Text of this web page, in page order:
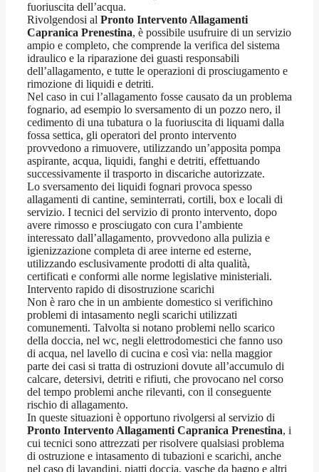
fuoriuscita dell’acqua.
Rivolgendosi al Pronto Intervento Allagamenti
Capranica Prenestina, è possibile usufruire di un servizio
ampio e completo, che comprende la verifica del sistema
idraulico e la riparazione dei guasti responsabili
dell’allagamento, e tutte le operazioni di prosciugamento e
rimozione di liquidi e detriti.
Nel caso in cui l’allagamento fosse causato da un problema
fognario, ad esempio lo sversamento di un pozzo nero, il
cedimento di una tubatura o la fuoriuscita di liquami dalla
fossa settica, gli operatori del pronto intervento
provvedono a rimuovere, utilizzando un’apposita pompa
aspirante, acqua, liquidi, fanghi e detriti, effettuando
successivamente il trasporto in discariche autorizzate.
Lo sversamento dei liquidi fognari provoca spesso
allagamenti di cantine, seminterrati, cortili, box e locali di
servizio. I tecnici del servizio di pronto intervento, dopo
avere rimosso e prosciugato con cura l’ambiente
interessato dall’allagamento, provvedono alla pulizia e
igienizzazione completa di aree interne ed esterne,
utilizzando esclusivamente prodotti di alta qualità,
certificati e conformi alle norme legislative ministeriali.
Intervento rapido di disostruzione scarichi
Non è raro che in un ambiente domestico si verifichino
problemi di intasamento negli scarichi utilizzati
comunementi. Talvolta si notano problemi nello scarico
della doccia, nel wc, negli elettrodomestici che fanno uso
di acqua, nel lavello di cucina e così via: nella maggior
parte dei casi si tratta di ostruzioni dovute all’accumulo di
calcare, detersivi, detriti e rifiuti, che provocano nel corso
del tempo problemi anche rilevanti, con il conseguente
rischio di allagamento.
In queste situazioni è opportuno rivolgersi al servizio di
Pronto Intervento Allagamenti Capranica Prenestina, i
cui tecnici sono attrezzati per risolvere qualsiasi problema
di ostruzione e intasamento di tubazioni e scarichi, anche
nel caso di lavandini, piatti doccia, vasche da bagno e altri